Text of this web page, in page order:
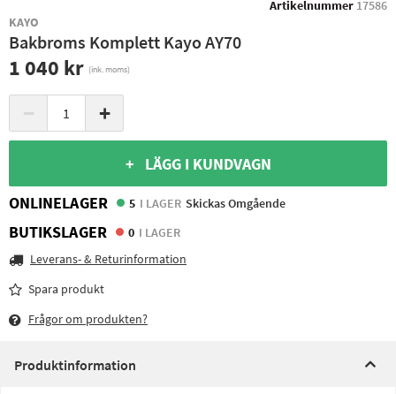
Artikelnummer 17586
KAYO
Bakbroms Komplett Kayo AY70
1 040 kr (ink. moms)
− +
+ LÄGG I KUNDVAGN
ONLINELAGER
5 I LAGER Skickas Omgående
BUTIKSLAGER 0 I LAGER
Leverans- & Returinformation
Spara produkt
Frågor om produkten?
Produktinformation